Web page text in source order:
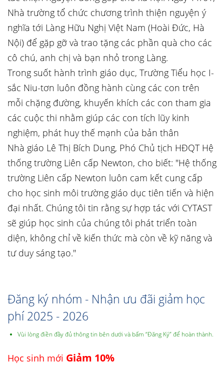
Nhà trường tổ chức chương trình thiện nguyện ý
nghĩa tới Làng Hữu Nghị Việt Nam (Hoài Đức, Hà
Nội) để gặp gỡ và trao tặng các phần quà cho các
cô chú, anh chị và bạn nhỏ trong Làng.
Trong suốt hành trình giáo dục, Trường Tiểu học I-
sắc Niu-tơn luôn đồng hành cùng các con trên
mỗi chặng đường, khuyến khích các con tham gia
các cuộc thi nhằm giúp các con tích lũy kinh
nghiệm, phát huy thế mạnh của bản thân
Nhà giáo Lê Thị Bích Dung, Phó Chủ tịch HĐQT Hệ
thống trường Liên cấp Newton, cho biết: "Hệ thống
trường Liên cấp Newton luôn cam kết cung cấp
cho học sinh môi trường giáo dục tiên tiến và hiện
đại nhất. Chúng tôi tin rằng sự hợp tác với CYTAST
sẽ giúp học sinh của chúng tôi phát triển toàn
diện, không chỉ về kiến thức mà còn về kỹ năng và
tư duy sáng tạo."
Đăng ký nhóm - Nhận ưu đãi giảm học
phí 2025 - 2026
Vùi lòng điền đầy đủ thông tin bên dưới và bấm “Đăng Ký” để hoàn thành.
Học sinh mới Giảm 10%